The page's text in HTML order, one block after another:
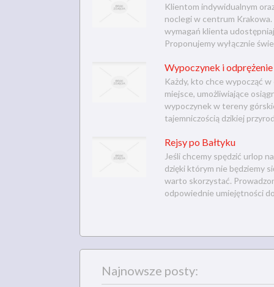
Klientom indywidualnym
noclegi w centrum
wymagań klienta
Proponujemy wyłącznie
Wypoczynek i
Każdy, kto chce wypocząć
miejsce, umożliwiające
wypoczynek w tereny
tajemniczością dzikiej
Rejsy po Bałtyku
Jeśli chcemy spędzić urlop
dzięki którym nie będziemy
warto skorzystać.
odpowiednie umiejętności
Najnowsze posty: